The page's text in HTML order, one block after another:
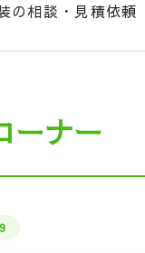
の相談・見積依頼
ーナー